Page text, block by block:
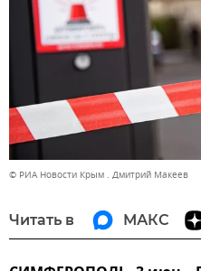
© РИА Новости Крым . Дмитрий Макеев
Читать в МАКС